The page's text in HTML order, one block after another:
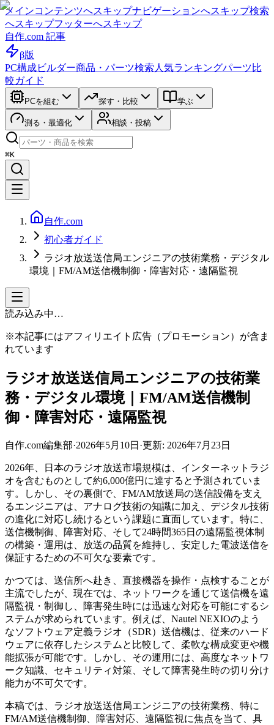
メインコンテンツへスキップナビゲーションへスキップ検索
へスキップフッターへスキップ
自作.com 記事
β版
PC構成ビルダー商品・パーツ検索 人気ランキングパーツ比
較ガイド
PCを組む 探す・比較 学ぶ
測る・最適化 相談・投稿
⌘K
自作.com
初心者ガイド
ラジオ放送送信局エンジニアの技術業務・デジタル
環境｜FM/AM送信機制御・障害対応・遠隔監視
読み込み中…
※本記事にはアフィリエイト広告（プロモーション）が含ま
れています
ラジオ放送送信局エンジニアの技術業
務・デジタル環境｜FM/AM送信機制
御・障害対応・遠隔監視
自作.com編集部·2026年5月10日 ·更新: 2026年7月23日
2026年、日本のラジオ放送市場規模は、インターネットラジ
オを含むものとして約6,000億円に達すると予測されていま
す。しかし、その裏側で、FM/AM放送局の送信設備を支え
るエンジニアは、アナログ技術の知識に加え、デジタル技術
の進化に対応し続けるという課題に直面しています。特に、
送信機制御、障害対応、そして24時間365日の遠隔監視体制
の構築・運用は、放送の品質を維持し、安定した電波送信を
保証するための不可欠な要素です。
かつては、送信所へ赴き、直接機器を操作・点検することが
主流でしたが、現在では、ネットワークを通じて送信機を遠
隔監視・制御し、障害発生時には迅速な対応を可能にするシ
ステムが求められています。例えば、Nautel NEXIOのよう
なソフトウェア定義ラジオ（SDR）送信機は、従来のハード
ウェアに依存したシステムと比較して、柔軟な構成変更や機
能拡張が可能です。しかし、その運用には、高度なネットワ
ーク知識、セキュリティ対策、そして障害発生時の切り分け
能力が不可欠です。
本稿では、ラジオ放送送信局エンジニアの技術業務、特に
FM/AM送信機制御、障害対応、遠隔監視に焦点を当て、具